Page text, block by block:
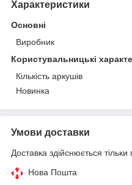
Характеристики
Основні
Виробник
Користувальницькі
Кількість аркушів
Новинка
Умови доставки
Доставка здійснюється тільки
Нова Пошта